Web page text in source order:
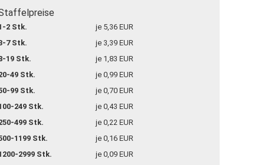
2 Stk.
je 5,36 EUR
7 Stk.
je 3,39 EUR
19 Stk.
je 1,83 EUR
49 Stk.
je 0,99 EUR
99 Stk.
je 0,70 EUR
249 Stk.
je 0,43 EUR
499 Stk.
je 0,22 EUR
1199 Stk.
je 0,16 EUR
2999 Stk.
je 0,09 EUR